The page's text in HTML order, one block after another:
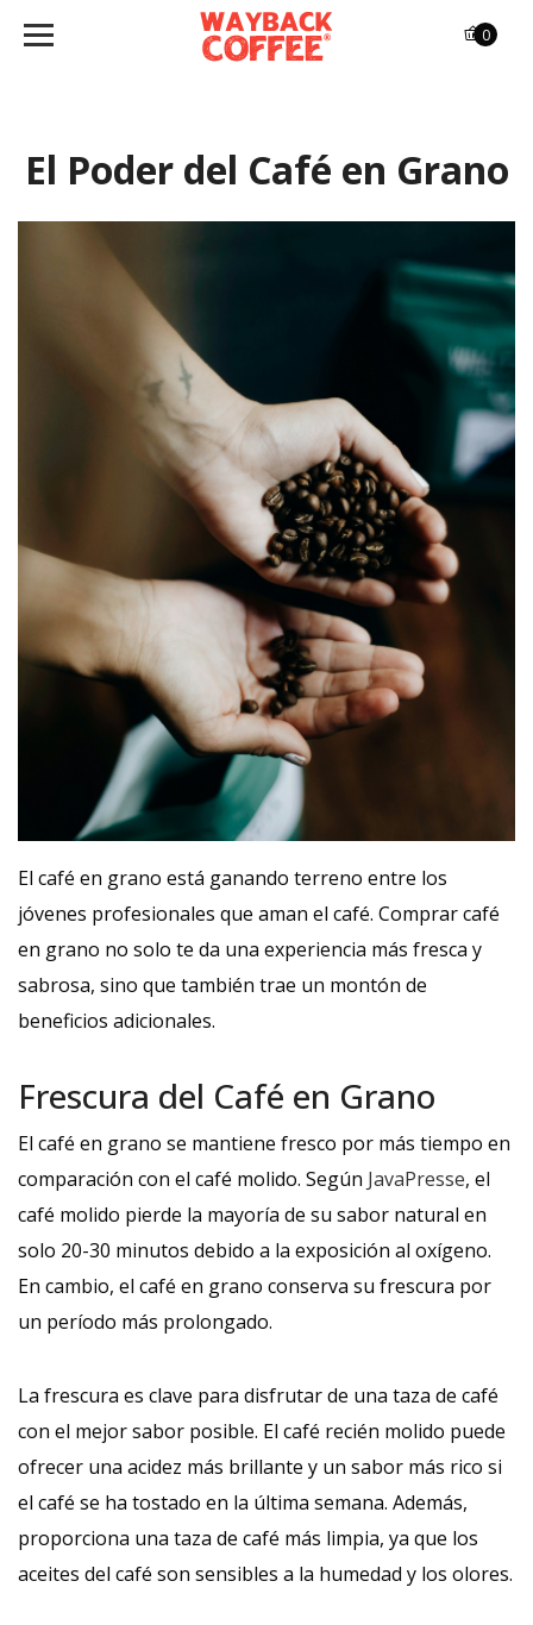
0
El Poder del Café en Grano
El café en grano está ganando terreno entre los
jóvenes profesionales que aman el café. Comprar café
en grano no solo te da una experiencia más fresca y
sabrosa, sino que también trae un montón de
beneficios adicionales.
Frescura del Café en Grano
El café en grano se mantiene fresco por más tiempo en
comparación con el café molido. Según JavaPresse, el
café molido pierde la mayoría de su sabor natural en
solo 20-30 minutos debido a la exposición al oxígeno.
En cambio, el café en grano conserva su frescura por
un período más prolongado.
La frescura es clave para disfrutar de una taza de café
con el mejor sabor posible. El café recién molido puede
ofrecer una acidez más brillante y un sabor más rico si
el café se ha tostado en la última semana. Además,
proporciona una taza de café más limpia, ya que los
aceites del café son sensibles a la humedad y los olores.